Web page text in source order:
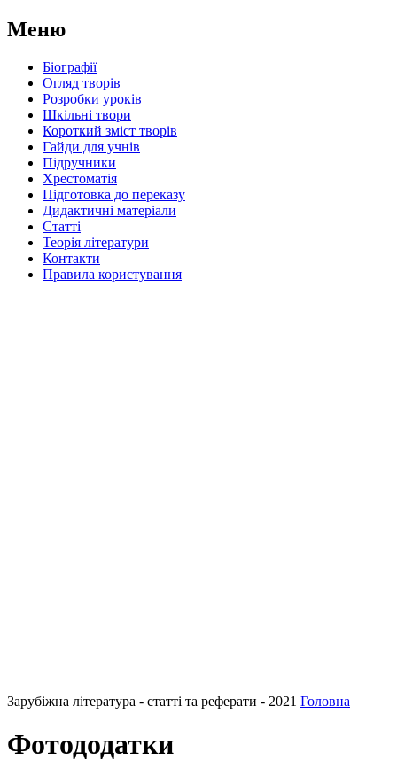
Меню
Біографії
Огляд творів
Розробки уроків
Шкільні твори
Короткий зміст творів
Гайди для учнів
Підручники
Хрестоматія
Підготовка до переказу
Дидактичні матеріали
Статті
Теорія літератури
Контакти
Правила користування
Зарубіжна література - статті та реферати - 2021 Головна
Фотододатки